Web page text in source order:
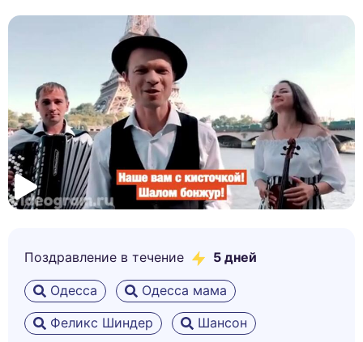
Поздравление в течение 5 дней
Одесса
Одесса мама
Феликс Шиндер
Шансон